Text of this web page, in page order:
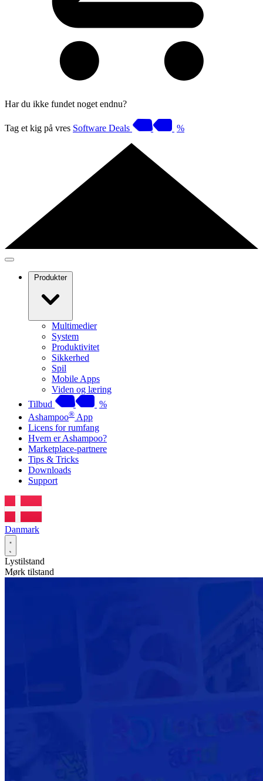
Har du ikke fundet noget endnu?
Tag et kig på vres Software Deals %
Produkter
Multimedier
System
Produktivitet
Sikkerhed
Spil
Mobile Apps
Viden og læring
Tilbud
%
Ashampoo® App
Licens for rumfang
Hvem er Ashampoo?
Marketplace-partnere
Tips & Tricks
Downloads
Support
Danmark
Lystilstand
Mørk tilstand